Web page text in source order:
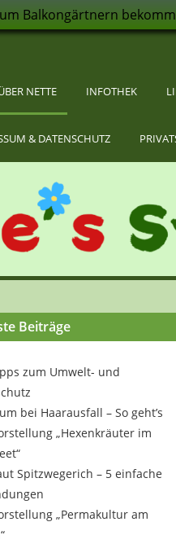
Balkongärtnern
NETTE INFOTHEK
& DATENSCHUTZ
Beiträge
zum Umwelt- und
bei Haarausfall – So geht’s
„Hexenkräuter im
Spitzwegerich – 5 einfache
„Permakultur am